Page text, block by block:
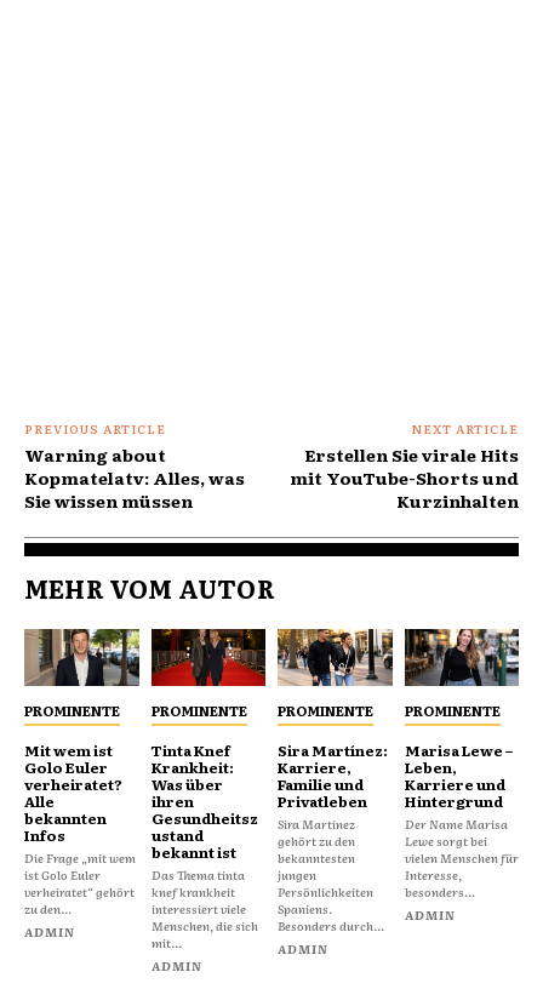
PREVIOUS ARTICLE
Warning about
Kopmatelatv: Alles, was
Sie wissen müssen
NEXT ARTICLE
Erstellen Sie virale Hits
mit YouTube-Shorts und
Kurzinhalten
MEHR VOM AUTOR
PROMINENTE
Mit wem ist
Golo Euler
verheiratet?
Alle
bekannten
Infos
Die Frage „mit wem
ist Golo Euler
verheiratet“ gehört
zu den...
ADMIN
PROMINENTE
Tinta Knef
Krankheit:
Was über
ihren
Gesundheitsz
ustand
bekannt ist
Das Thema tinta
knef krankheit
interessiert viele
Menschen, die sich
mit...
ADMIN
PROMINENTE
Sira Martínez:
Karriere,
Familie und
Privatleben
Sira Martínez
gehört zu den
bekanntesten
jungen
Persönlichkeiten
Spaniens.
Besonders durch...
ADMIN
PROMINENTE
Marisa Lewe –
Leben,
Karriere und
Hintergrund
Der Name Marisa
Lewe sorgt bei
vielen Menschen für
Interesse,
besonders...
ADMIN